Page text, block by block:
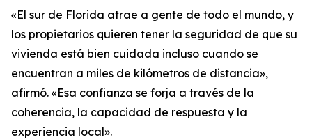
«El sur de Florida atrae a gente de todo el mundo, y
los propietarios quieren tener la seguridad de que su
vivienda está bien cuidada incluso cuando se
encuentran a miles de kilómetros de distancia»,
afirmó. «Esa confianza se forja a través de la
coherencia, la capacidad de respuesta y la
experiencia local».